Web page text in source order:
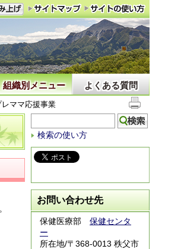
組織別メニュー よくある質問
ママ応援事業
検索の使い方
お問い合わせ先
保健医療部 保健センタ
ー
所在地/〒368-0013 秩父市